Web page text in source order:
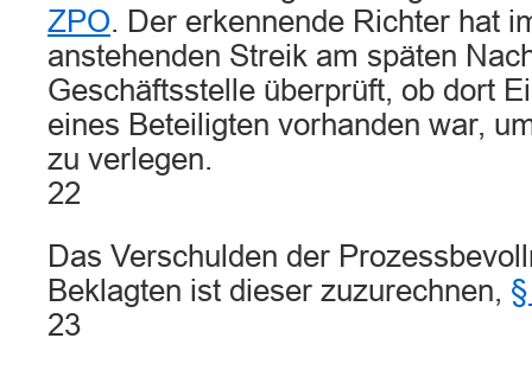
ZPO. Der erkennende Richter hat
anstehenden Streik am späten
Geschäftsstelle überprüft, ob dort
eines Beteiligten vorhanden war,
zu verlegen.
22
Das Verschulden der
Beklagten ist dieser zuzurechnen,
23